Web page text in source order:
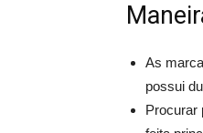
As
possui
Procurar